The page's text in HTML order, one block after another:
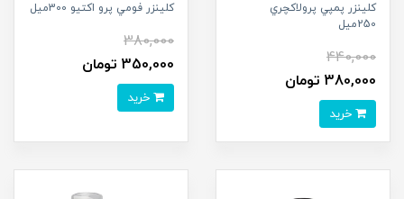
کلينزر پمپي پرولاکچري
250ميل
440,000
380,000 تومان
کلينزر فومي پرو اکتيو 300ميل
380,000
350,000 تومان